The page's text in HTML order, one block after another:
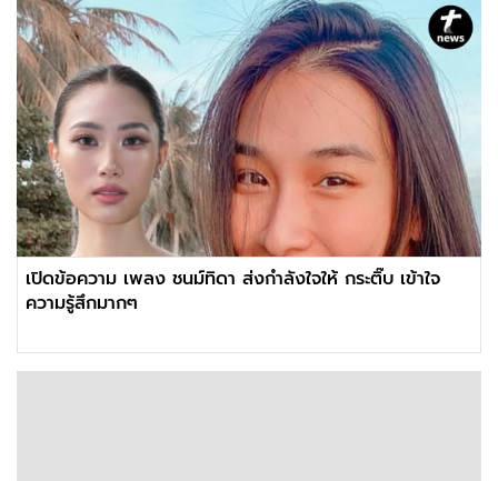
เปิดข้อความ เพลง ชนม์ทิดา ส่งกำลังใจให้ กระติ๊บ เข้าใจ
ความรู้สึกมากๆ